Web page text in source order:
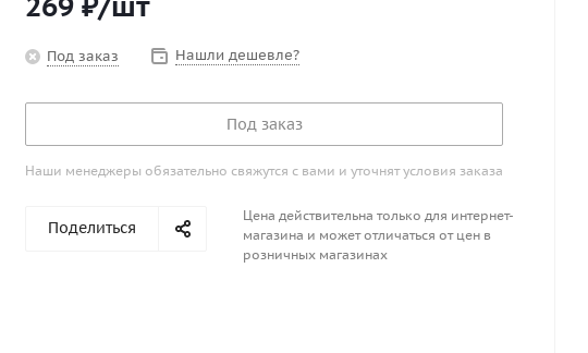
Под заказ Нашли дешевле?
Под заказ
Наши менеджеры обязательно свяжутся с вами и уточнят условия заказа
Поделиться
Цена действительна только для интернет-
магазина и может отличаться от цен в
розничных магазинах